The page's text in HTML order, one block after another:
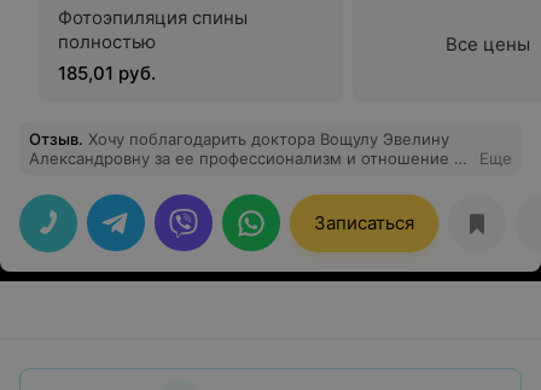
Фотоэпиляция спины
полностью
185,01 руб.
Все цены
Отзыв. Хочу поблагодарить доктора Вощулу Эвелину
Александровну за ее профессионализм и отношение к
заболеванию и дает рекомендации по лечению.
Комментирует все свои действия, чтобы пациент
понимал, что делает доктор. Прекрасный диагност, по
рентгену увидела воспаление которое не смогли
диагностировать другие «уважаемые» доктора и
Еще
Записаться